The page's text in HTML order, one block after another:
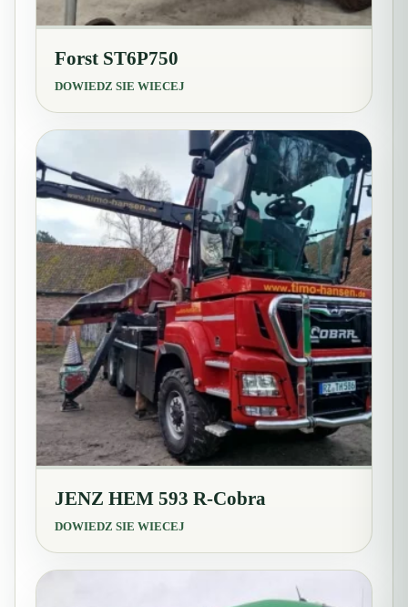
Forst ST6P750
DOWIEDZ SIE WIECEJ
JENZ HEM 593 R-Cobra
DOWIEDZ SIE WIECEJ